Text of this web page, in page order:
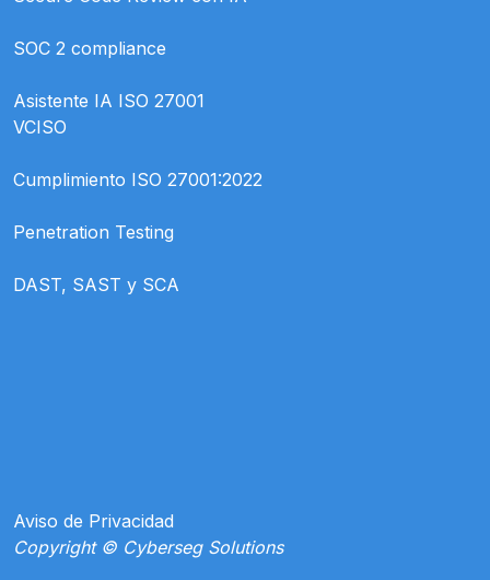
SOC 2 compliance
Asistente IA ISO 27001
VCISO
Cumplimiento ISO 27001:2022
Penetration Testing
DAST, SAST y SCA
Aviso de Privacidad
Copyright © Cyberseg Solutions